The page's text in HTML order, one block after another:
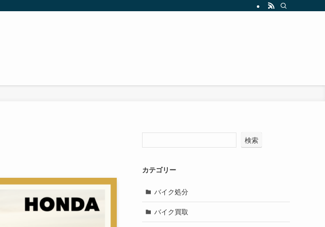
検索
カテゴリー
バイク処分
バイク買取